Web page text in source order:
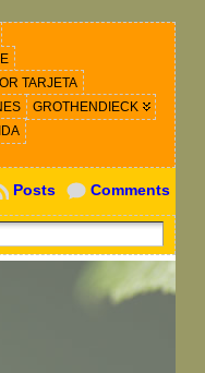
TARJETA
GROTHENDIECK
Comments
Posts